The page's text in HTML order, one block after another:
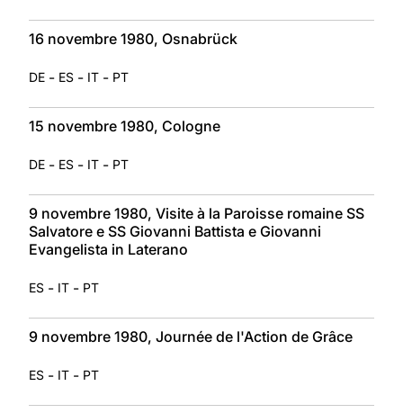
16 novembre 1980, Osnabrück
DE - ES - IT - PT
15 novembre 1980, Cologne
DE - ES - IT - PT
9 novembre 1980, Visite à la Paroisse romaine SS
Salvatore e SS Giovanni Battista e Giovanni
Evangelista in Laterano
ES - IT - PT
9 novembre 1980, Journée de l'Action de Grâce
ES - IT - PT